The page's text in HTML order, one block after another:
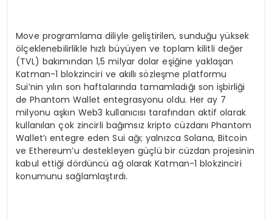
Move programlama diliyle geliştirilen, sunduğu yüksek
ölçeklenebilirlikle hızlı büyüyen ve toplam kilitli değer
(TVL) bakımından 1,5 milyar dolar eşiğine yaklaşan
Katman-1 blokzinciri ve akıllı sözleşme platformu
Sui’nin yılın son haftalarında tamamladığı son işbirliği
de Phantom Wallet entegrasyonu oldu. Her ay 7
milyonu aşkın Web3 kullanıcısı tarafından aktif olarak
kullanılan çok zincirli bağımsız kripto cüzdanı Phantom
Wallet’ı entegre eden Sui ağı; yalnızca Solana, Bitcoin
ve Ethereum’u destekleyen güçlü bir cüzdan projesinin
kabul ettiği dördüncü ağ olarak Katman-1 blokzinciri
konumunu sağlamlaştırdı.